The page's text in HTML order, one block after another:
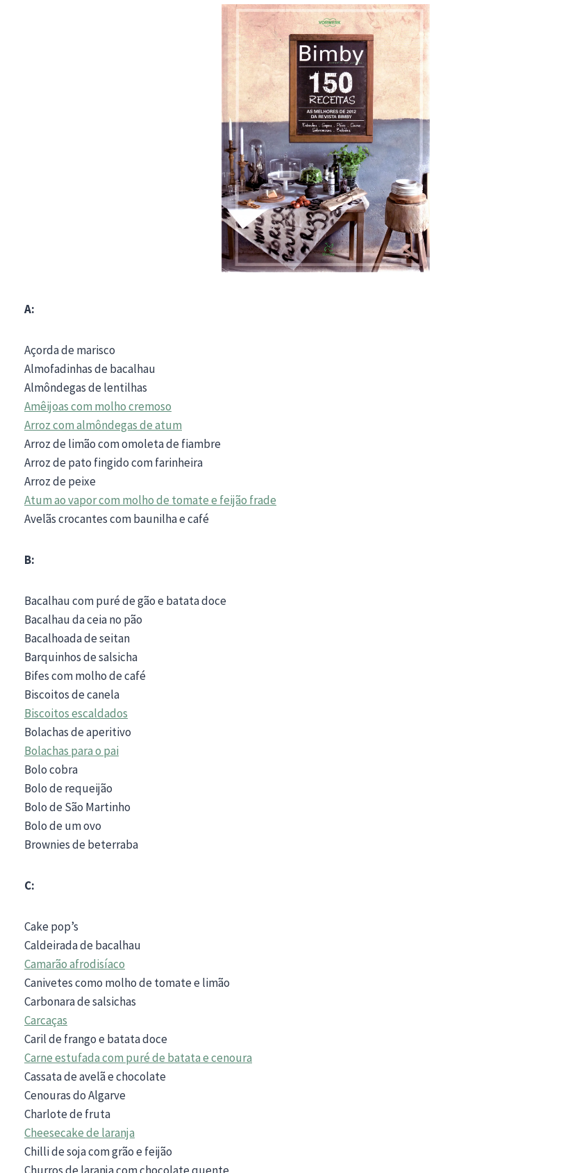
A:
Açorda de marisco
Almofadinhas de bacalhau
Almôndegas de lentilhas
Amêijoas com molho cremoso
Arroz com almôndegas de atum
Arroz de limão com omoleta de fiambre
Arroz de pato fingido com farinheira
Arroz de peixe
Atum ao vapor com molho de tomate e feijão frade
Avelãs crocantes com baunilha e café
B:
Bacalhau com puré de gão e batata doce
Bacalhau da ceia no pão
Bacalhoada de seitan
Barquinhos de salsicha
Bifes com molho de café
Biscoitos de canela
Biscoitos escaldados
Bolachas de aperitivo
Bolachas para o pai
Bolo cobra
Bolo de requeijão
Bolo de São Martinho
Bolo de um ovo
Brownies de beterraba
C:
Cake pop’s
Caldeirada de bacalhau
Camarão afrodisíaco
Canivetes como molho de tomate e limão
Carbonara de salsichas
Carcaças
Caril de frango e batata doce
Carne estufada com puré de batata e cenoura
Cassata de avelã e chocolate
Cenouras do Algarve
Charlote de fruta
Cheesecake de laranja
Chilli de soja com grão e feijão